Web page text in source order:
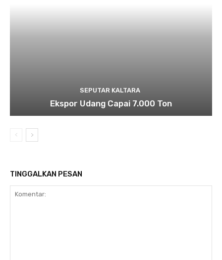
SEPUTAR KALTARA
Ekspor Udang Capai 7.000 Ton
TINGGALKAN PESAN